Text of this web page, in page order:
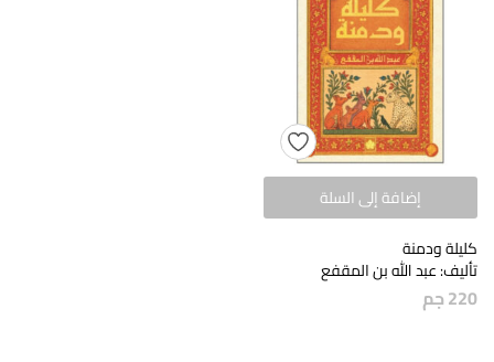
تذكر بياناتي
إضافة إلى السلة
كليلة ودمنة
تأليف: عبد الله بن المقفع
220جم